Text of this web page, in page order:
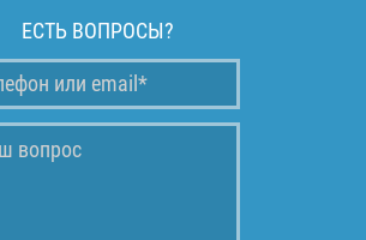
ЕСТЬ ВОПРОСЫ?